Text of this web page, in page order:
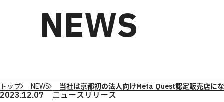
NEWS
トップ NEWS 当社は京都初の法人向けMeta Quest認定販売店にな
2023.12.07 ニュースリリース